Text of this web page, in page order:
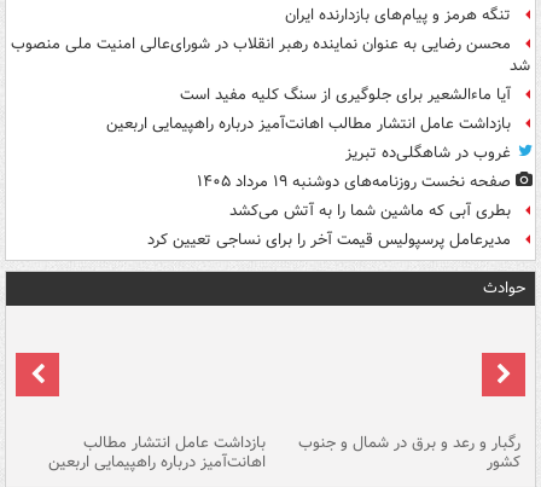
تنگه هرمز و پیام‌های بازدارنده ایران
محسن رضایی به عنوان نماینده رهبر انقلاب در شورای‌عالی امنیت ملی منصوب
شد
آیا ماءالشعیر برای جلوگیری از سنگ کلیه مفید است
بازداشت عامل انتشار مطالب اهانت‌آمیز درباره راهپیمایی اربعین
غروب در شاهگلی‌ده تبریز
صفحه نخست روزنامه‌های دوشنبه ۱۹ مرداد ۱۴۰۵
بطری آبی که ماشین شما را به آتش می‌کشد
مدیرعامل پرسپولیس قیمت آخر را برای نساجی تعیین کرد
حوادث
رگبار و رعد و برق در شمال و جنوب
کشور
بازداشت عامل انتشار مطالب
اهانت‌آمیز درباره راهپیمایی اربعین